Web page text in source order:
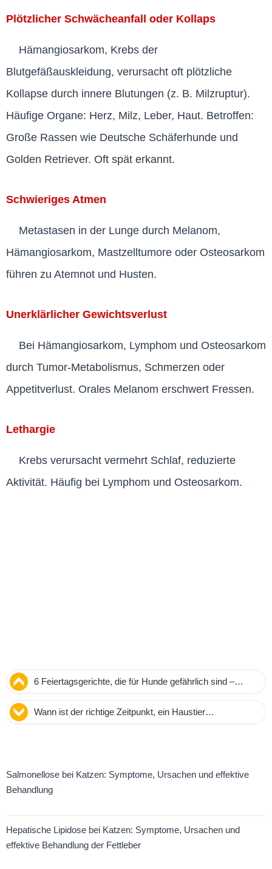
Plötzlicher Schwächeanfall oder Kollaps
Hämangiosarkom, Krebs der
Blutgefäßauskleidung, verursacht oft plötzliche
Kollapse durch innere Blutungen (z. B. Milzruptur).
Häufige Organe: Herz, Milz, Leber, Haut. Betroffen:
Große Rassen wie Deutsche Schäferhunde und
Golden Retriever. Oft spät erkannt.
Schwieriges Atmen
Metastasen in der Lunge durch Melanom,
Hämangiosarkom, Mastzelltumore oder Osteosarkom
führen zu Atemnot und Husten.
Unerklärlicher Gewichtsverlust
Bei Hämangiosarkom, Lymphom und Osteosarkom
durch Tumor-Metabolismus, Schmerzen oder
Appetitverlust. Orales Melanom erschwert Fressen.
Lethargie
Krebs verursacht vermehrt Schlaf, reduzierte
Aktivität. Häufig bei Lymphom und Osteosarkom.
6 Feiertagsgerichte, die für Hunde gefährlich sind –
Warnung von Tierärztin Dr. Laci Schaible
Wann ist der richtige Zeitpunkt, ein Haustier
einzuschläfern? Tipps von einer erfahrenen Tierärztin
Salmonellose bei Katzen: Symptome, Ursachen und effektive
Behandlung
Hepatische Lipidose bei Katzen: Symptome, Ursachen und
effektive Behandlung der Fettleber